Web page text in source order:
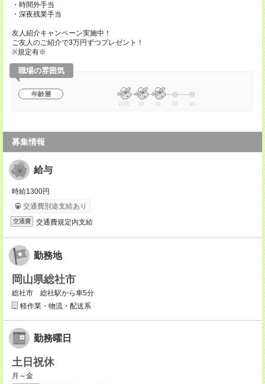
・時間外手当
・深夜残業手当
友人紹介キャンペーン実施中！
ご友人のご紹介で3万円ずつプレゼント！
※規定有※
職場の雰囲気
年齢層
20代 30 40 50 60
募集情報
給与
時給1300円
交通費別途支給あり
交通費 交通費規定内支給
勤務地
岡山県総社市
総社市 総社駅から車5分
軽作業・物流・配送系
勤務曜日
土日祝休
月～金